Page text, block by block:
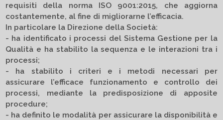
requisiti della norma ISO 9001:2015, che aggiorna
costantemente, al fine di migliorarne l’efficacia.
In particolare la Direzione della Società:
- ha identificato i processi del Sistema Gestione per la
Qualità e ha stabilito la sequenza e le interazioni tra i
processi;
- ha stabilito i criteri e i metodi necessari per
assicurare l’efficace funzionamento e controllo dei
processi, mediante la predisposizione di apposite
procedure;
- ha definito le modalità per assicurare la disponibilità e